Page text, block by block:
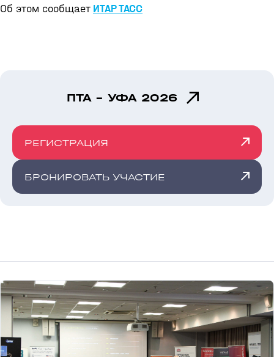
Об этом сообщает ИТАР ТАСС
ПТА - УФА 2026
РЕГИСТРАЦИЯ
БРОНИРОВАТЬ УЧАСТИЕ